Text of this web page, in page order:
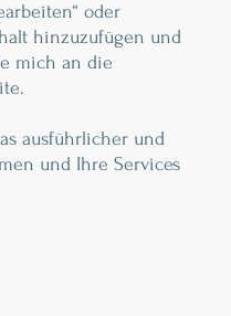
oder
hinzuzufügen und
mich an die
ausführlicher und
und Ihre Services